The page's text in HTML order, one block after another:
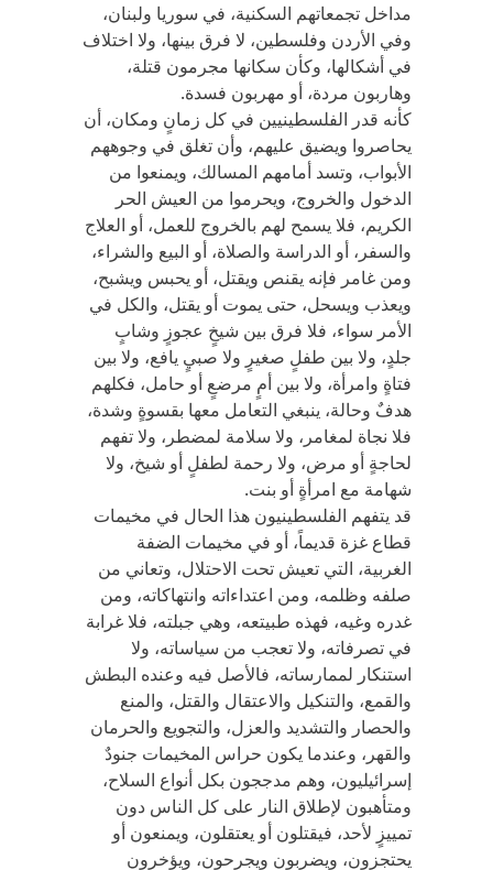
مداخل تجمعاتهم السكنية، في سوريا ولبنان،
وفي الأردن وفلسطين، لا فرق بينها، ولا اختلاف
في أشكالها، وكأن سكانها مجرمون قتلة،
وهاربون مردة، أو مهربون فسدة.
كأنه قدر الفلسطينيين في كل زمانٍ ومكان، أن
يحاصروا ويضيق عليهم، وأن تغلق في وجوههم
الأبواب، وتسد أمامهم المسالك، ويمنعوا من
الدخول والخروج، ويحرموا من العيش الحر
الكريم، فلا يسمح لهم بالخروج للعمل، أو العلاج
والسفر، أو الدراسة والصلاة، أو البيع والشراء،
ومن غامر فإنه يقنص ويقتل، أو يحبس ويشبح،
ويعذب ويسحل، حتى يموت أو يقتل، والكل في
الأمر سواء، فلا فرق بين شيخٍ عجوزٍ وشابٍ
جلدٍ، ولا بين طفلٍ صغيرٍ ولا صبيٍ يافع، ولا بين
فتاةٍ وامرأة، ولا بين أمٍ مرضعٍ أو حامل، فكلهم
هدفٌ وحالة، ينبغي التعامل معها بقسوةٍ وشدة،
فلا نجاة لمغامر، ولا سلامة لمضطر، ولا تفهم
لحاجةٍ أو مرض، ولا رحمة لطفلٍ أو شيخ، ولا
شهامة مع امرأةٍ أو بنت.
قد يتفهم الفلسطينيون هذا الحال في مخيمات
قطاع غزة قديماً، أو في مخيمات الضفة
الغربية، التي تعيش تحت الاحتلال، وتعاني من
صلفه وظلمه، ومن اعتداءاته وانتهاكاته، ومن
غدره وغيه، فهذه طبيتعه، وهي جبلته، فلا غرابة
في تصرفاته، ولا تعجب من سياساته، ولا
استنكار لممارساته، فالأصل فيه وعنده البطش
والقمع، والتنكيل والاعتقال والقتل، والمنع
والحصار والتشديد والعزل، والتجويع والحرمان
والقهر، وعندما يكون حراس المخيمات جنودٌ
إسرائيليون، وهم مدججون بكل أنواع السلاح،
ومتأهبون لإطلاق النار على كل الناس دون
تمييزٍ لأحد، فيقتلون أو يعتقلون، ويمنعون أو
يحتجزون، ويضربون ويجرحون، ويؤخرون